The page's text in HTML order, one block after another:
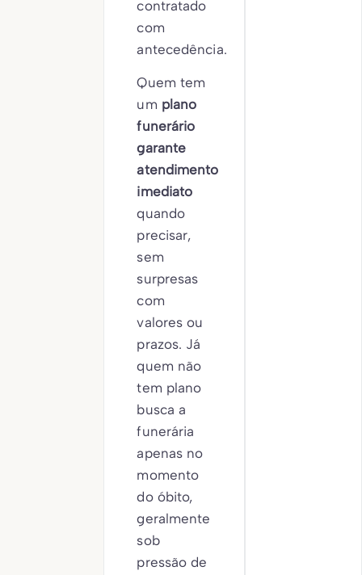
contratado
com
antecedência.
Quem tem
um plano
funerário
garante
atendimento
imediato
quando
precisar,
sem
surpresas
com
valores ou
prazos. Já
quem não
tem plano
busca a
funerária
apenas no
momento
do óbito,
geralmente
sob
pressão de